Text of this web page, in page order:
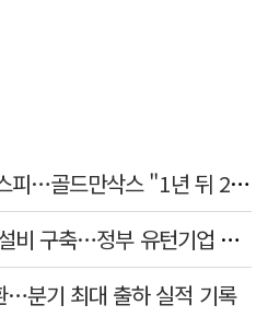
한 달 만에 39% 날린 코스피…골드만삭스 "1년 뒤 2배" 예상, 왜?
대동, 中 접고 대구에 AI 설비 구축…정부 유턴기업 선정
…분기 최대 출하 실적 기록